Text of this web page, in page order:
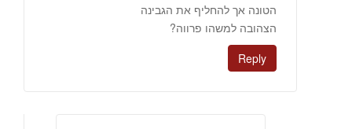
הטונה אך להחליף את הגבינה
הצהובה למשהו פרווה?
Reply